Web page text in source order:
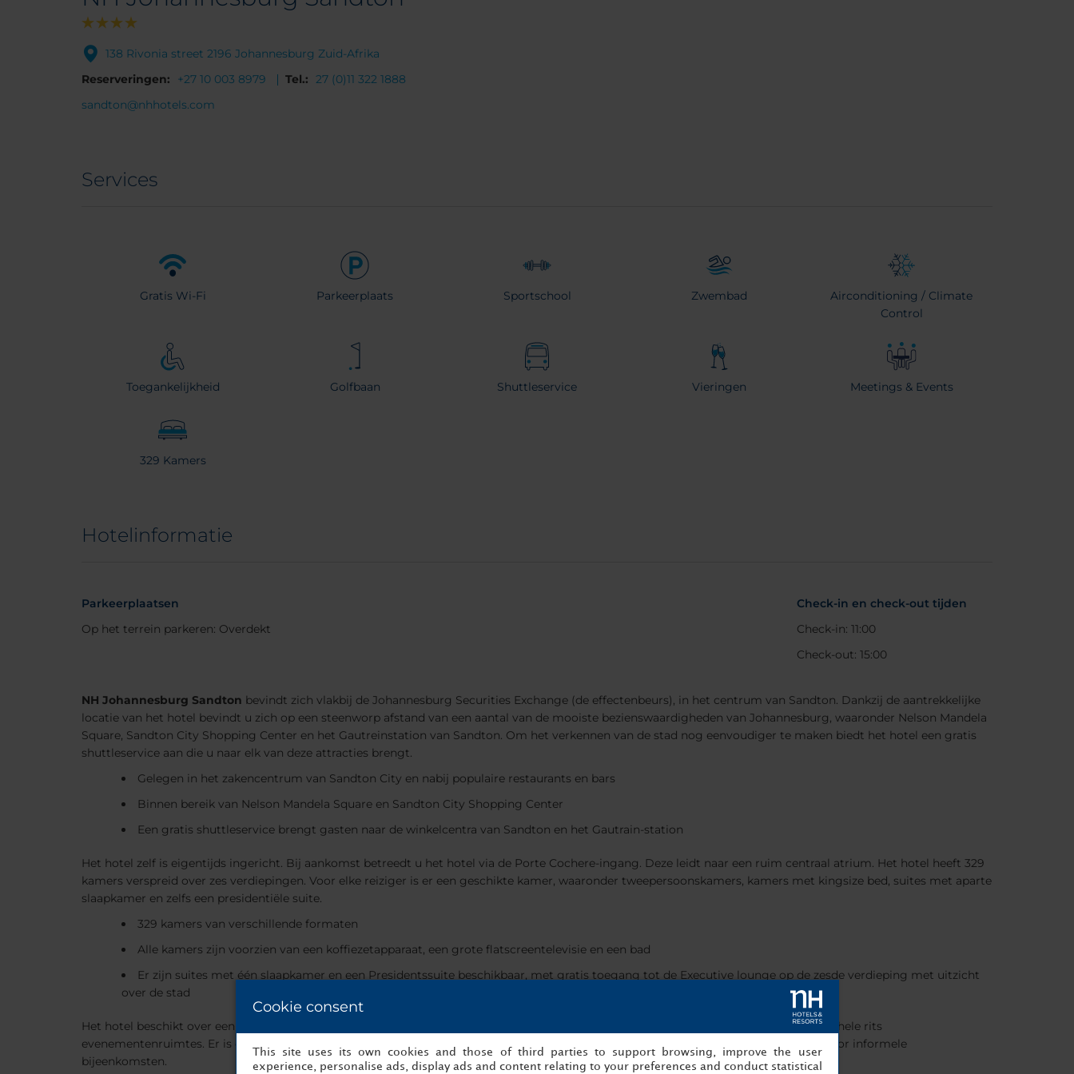
138 Rivonia street 2196 Johannesburg Zuid-Afrika
Reserveringen:
+27 10 003 8979 Tel.: 27 (0)11 322 1888
sandton@nhhotels.com
Services
Gratis Wi-Fi Parkeerplaats Sportschool Zwembad
Airconditioning / Climate
Control
Toegankelijkheid Golfbaan Shuttleservice Vieringen Meetings & Events
329 Kamers
Hotelinformatie
Parkeerplaatsen
Op het terrein parkeren: Overdekt
Check-in en check-out tijden
Check-in: 11:00
Check-out: 15:00
NH Johannesburg Sandton bevindt zich vlakbij de Johannesburg Securities Exchange (de effectenbeurs), in het centrum van Sandton. Dankzij de aantrekkelijke
locatie van het hotel bevindt u zich op een steenworp afstand van een aantal van de mooiste bezienswaardigheden van Johannesburg, waaronder Nelson Mandela
Square, Sandton City Shopping Center en het Gautreinstation van Sandton. Om het verkennen van de stad nog eenvoudiger te maken biedt het hotel een gratis
shuttleservice aan die u naar elk van deze attracties brengt.
Gelegen in het zakencentrum van Sandton City en nabij populaire restaurants en bars
Binnen bereik van Nelson Mandela Square en Sandton City Shopping Center
Een gratis shuttleservice brengt gasten naar de winkelcentra van Sandton en het Gautrain-station
Het hotel zelf is eigentijds ingericht. Bij aankomst betreedt u het hotel via de Porte Cochere-ingang. Deze leidt naar een ruim centraal atrium. Het hotel heeft 329
kamers verspreid over zes verdiepingen. Voor elke reiziger is er een geschikte kamer, waaronder tweepersoonskamers, kamers met kingsize bed, suites met aparte
slaapkamer en zelfs een presidentiële suite.
329 kamers van verschillende formaten
Alle kamers zijn voorzien van een koffiezetapparaat, een grote flatscreentelevisie en een bad
Er zijn suites met één slaapkamer en een Presidentssuite beschikbaar, met gratis toegang tot de Executive lounge op de zesde verdieping met uitzicht
over de stad
Het hotel beschikt over een grote selectie gastenservices, waaronder een gezinsvriendelijk buitenzwembad, een fitnesscentrum en een hele rits
evenementenruimtes. Er is onder andere een grote balzaal met aangrenzend buitenterras, evenals een aantal vergaderzalen en zalen voor informele
bijeenkomsten.
Cookie consent
This site uses its own cookies and those of third parties to support browsing, improve the user
experience, personalise ads, display ads and content relating to your preferences and conduct statistical